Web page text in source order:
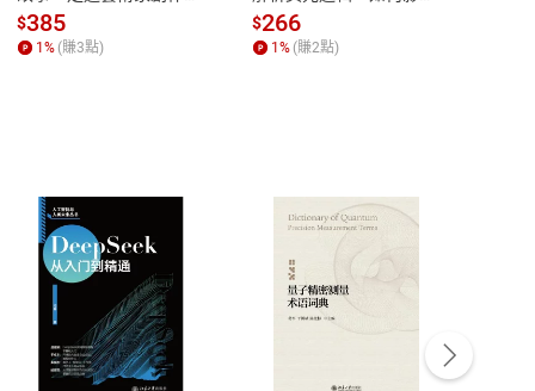
客服資訊
服務時間：週一到週五 10:00-12:00、
場，看藝術如何誕生、如
何形塑人類生活【電子
書】
$385
1% (賺3點)
全球經濟和每個人的投資
【電子書】
$266
1% (賺2點)